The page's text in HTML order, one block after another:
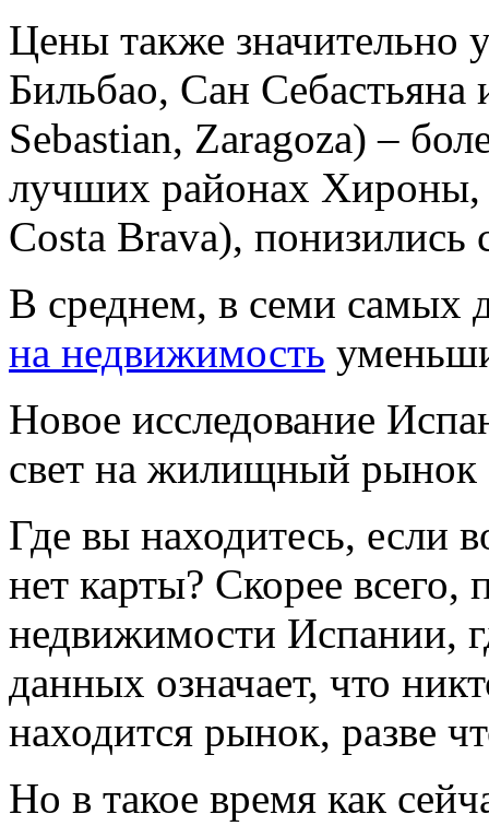
Цены также значительно
Бильбао, Сан
Sebastian, Zaragoza) –
лучших районах Хироны,
Costa Brava), понизились
В среднем, в семи самых
на недвижимость
Новое исследование
свет на жилищный рынок
Где вы находитесь, если
нет карты? Скорее всего,
недвижимости Испании,
данных означает, что
находится рынок, разве
Но в такое время как